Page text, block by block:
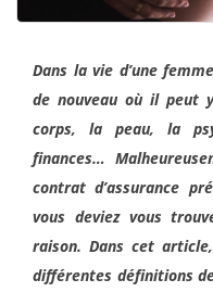
Dans la vie d’une
de nouveau où il peut
corps, la peau, la
finances…
contrat d’assurance
vous deviez vous
raison. Dans cet
différentes définitions